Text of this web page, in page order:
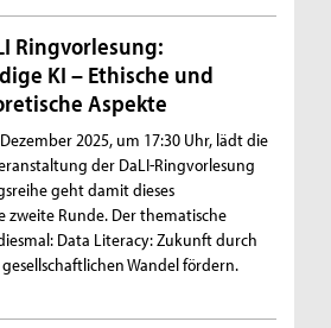
Ringvorlesung:
KI – Ethische und
Aspekte
2025, um 17:30 Uhr, lädt die
der DaLI-Ringvorlesung
geht damit dieses
zweite Runde. Der thematische
Data Literacy: Zukunft durch
Wandel fördern.